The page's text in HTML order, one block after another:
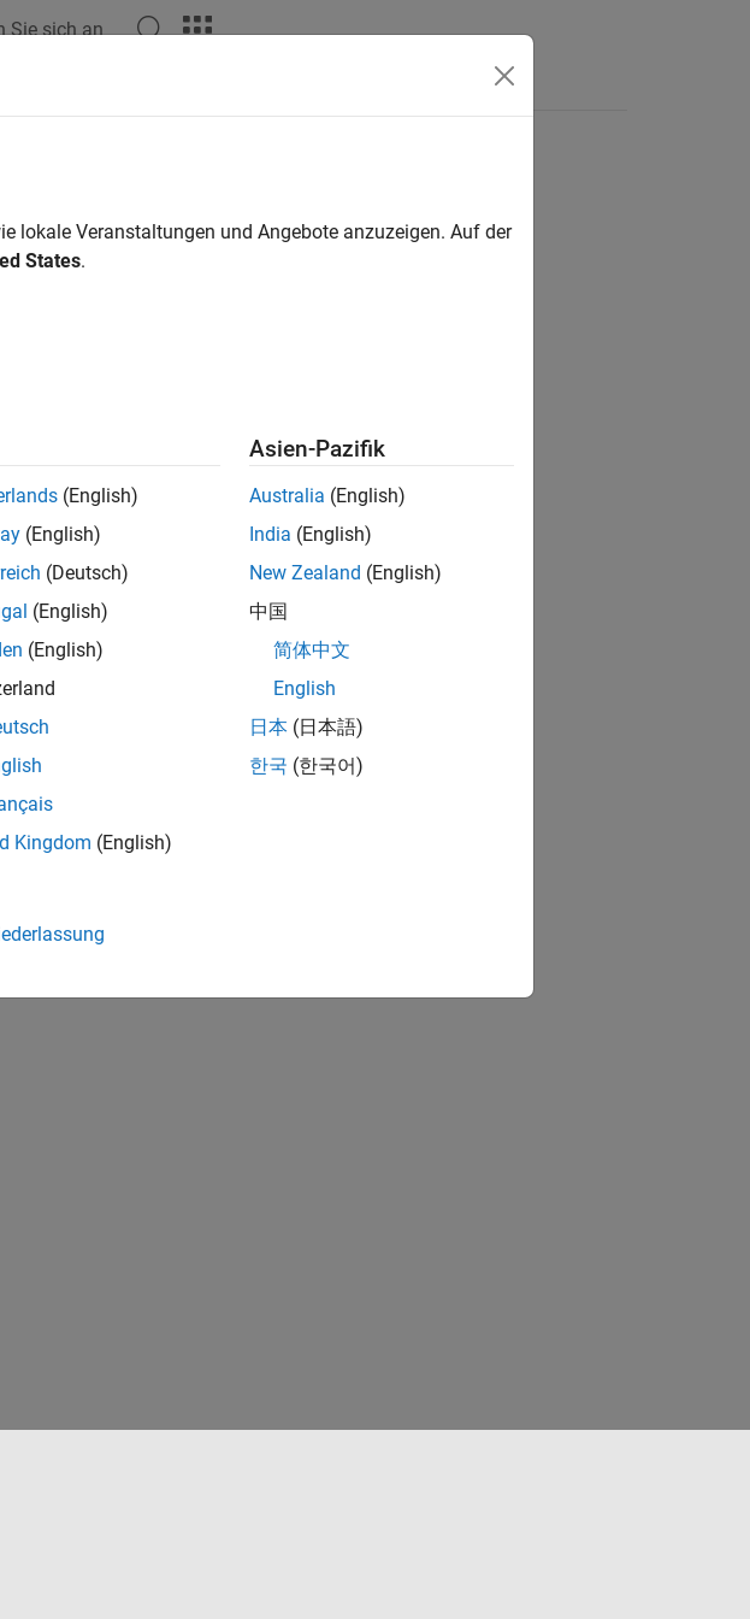
Sie sich an
How useful was this information?
lokale Veranstaltungen und Angebote anzuzeigen. Auf der
States.
(English)
(English)
(Deutsch)
(English)
(English)
Kingdom (English)
Asien-Pazifik
Australia (English)
India (English)
New Zealand (English)
中国
简体中文
English
日本 (日本語)
한국 (한국어)